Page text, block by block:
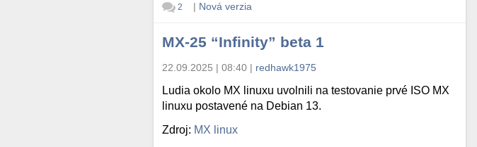
2 | Nová verzia
MX-25 “Infinity” beta 1
22.09.2025 | 08:40 | redhawk1975
Ludia okolo MX linuxu uvolnili na testovanie prvé ISO MX
linuxu postavené na Debian 13.
Zdroj: MX linux